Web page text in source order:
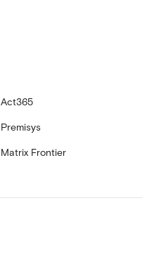
Act365
Premisys
Matrix Frontier